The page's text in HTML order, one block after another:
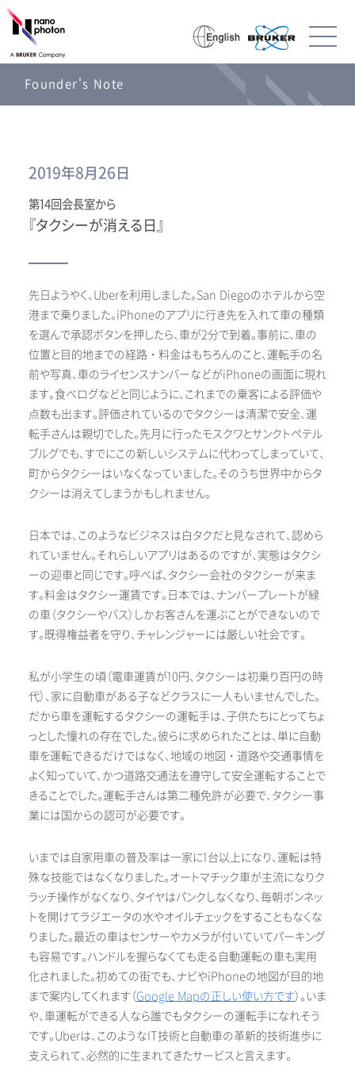
Founder's Note
2019年8月26日
第14回会長室から
『タクシーが消える日』
先日ようやく、Uberを利用しました。San Diegoのホテルから空
港まで乗りました。iPhoneのアプリに行き先を入れて車の種類
を選んで承認ボタンを押したら、車が2分で到着。事前に、車の
位置と目的地までの経路・料金はもちろんのこと、運転手の名
前や写真、車のライセンスナンバーなどがiPhoneの画面に現れ
ます。食べログなどと同じように、これまでの乗客による評価や
点数も出ます。評価されているのでタクシーは清潔で安全、運
転手さんは親切でした。先月に行ったモスクワとサンクトペテル
ブルグでも、すでにこの新しいシステムに代わってしまっていて、
町からタクシーはいなくなっていました。そのうち世界中からタ
クシーは消えてしまうかもしれません。
日本では、このようなビジネスは白タクだと見なされて、認めら
れていません。それらしいアプリはあるのですが、実態はタクシ
ーの迎車と同じです。呼べば、タクシー会社のタクシーが来ま
す。料金はタクシー運賃です。日本では、ナンバープレートが緑
の車（タクシーやバス）しかお客さんを運ぶことができないので
す。既得権益者を守り、チャレンジャーには厳しい社会です。
私が小学生の頃（電車運賃が10円、タクシーは初乗り百円の時
代）、家に自動車がある子などクラスに一人もいませんでした。
だから車を運転するタクシーの運転手は、子供たちにとってちょ
っとした憧れの存在でした。彼らに求められたことは、単に自動
車を運転できるだけではなく、地域の地図・道路や交通事情を
よく知っていて、かつ道路交通法を遵守して安全運転することで
きることでした。運転手さんは第二種免許が必要で、タクシー事
業には国からの認可が必要です。
いまでは自家用車の普及率は一家に1台以上になり、運転は特
殊な技能ではなくなりました。オートマチック車が主流になりク
ラッチ操作がなくなり、タイヤはパンクしなくなり、毎朝ボンネッ
トを開けてラジエータの水やオイルチェックをすることもなくな
りました。最近の車はセンサーやカメラが付いていてパーキング
も容易です。ハンドルを握らなくても走る自動運転の車も実用
化されました。初めての街でも、ナビやiPhoneの地図が目的地
まで案内してくれます（Google Mapの正しい使い方です）。いま
や、車運転ができる人なら誰でもタクシーの運転手になれそう
です。Uberは、このようなIT技術と自動車の革新的技術進歩に
支えられて、必然的に生まれてきたサービスと言えます。